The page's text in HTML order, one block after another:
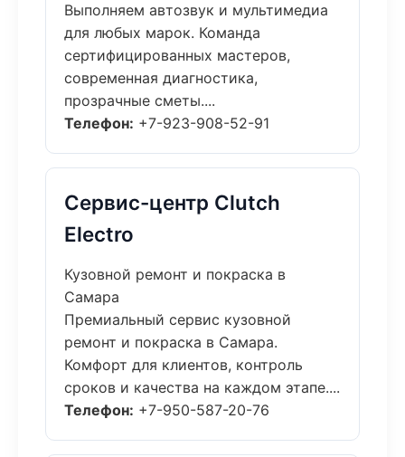
Выполняем автозвук и мультимедиа
для любых марок. Команда
сертифицированных мастеров,
современная диагностика,
прозрачные сметы....
Телефон: +7-923-908-52-91
Сервис-центр Clutch
Electro
Кузовной ремонт и покраска в
Самара
Премиальный сервис кузовной
ремонт и покраска в Самара.
Комфорт для клиентов, контроль
сроков и качества на каждом этапе....
Телефон: +7-950-587-20-76